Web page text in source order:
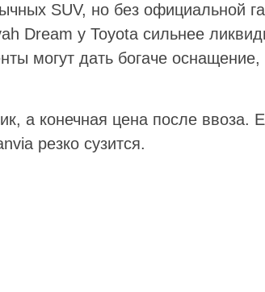
SUV, но без официальной
Dream у Toyota сильнее
могут дать богаче
а конечная цена после ввоза.
резко сузится.